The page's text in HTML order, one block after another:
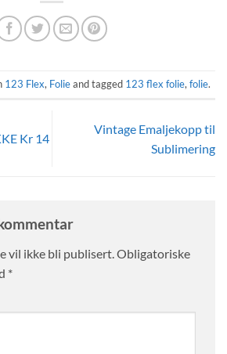
123 Flex, Folieand tagged 123 flex folie,folie.
Kr 14
Vintage Emaljekopp til
Sublimering
vil ikke bli publisert.Obligatoriske
*